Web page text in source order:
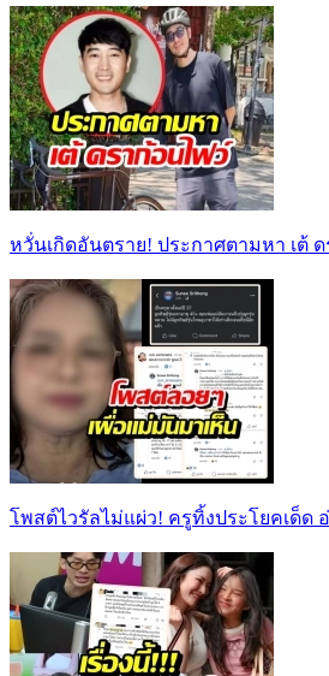
หวั่นเกิดอันตราย! ประกาศตามหา เต้
โพสต์ไวรัลไม่แผ่ว! ครูทิ้งประโยคเด็ด